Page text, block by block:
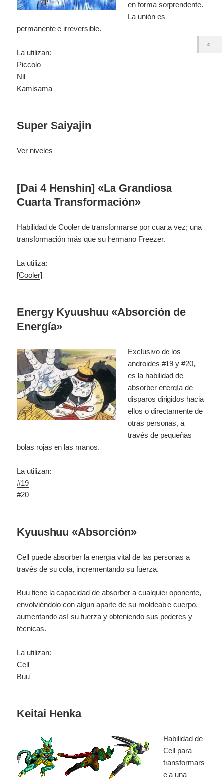
en forma sorprendente.
La unión es
permanente e irreversible.
La utilizan:
Piccolo
Nil
Kamisama
Super Saiyajin
Ver niveles
[Dai 4 Henshin] «La Grandiosa
Cuarta Transformación»
Habilidad de Cooler de transformarse por cuarta vez; una
transformación más que su hermano Freezer.
La utiliza:
[Cooler]
Energy Kyuushuu «Absorción de
Energía»
Exclusivo de los
androides #19 y #20,
es la habilidad de
absorber energía de
disparos dirigidos hacia
ellos o directamente de
otras personas, a
través de pequeñas
bolas rojas en las manos.
La utilizan:
#19
#20
Kyuushuu «Absorción»
Cell puede absorber la energía vital de las personas a
través de su cola, incrementando su fuerza.
Buu tiene la capacidad de absorber a cualquier oponente,
envolviéndolo con algun aparte de su moldeable cuerpo,
aumentando así su fuerza y obteniendo sus poderes y
técnicas.
La utilizan:
Cell
Buu
Keitai Henka
Habilidad de
Cell para
transformars
e a una